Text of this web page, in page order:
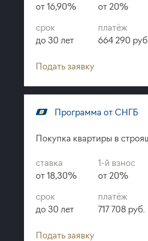
от 16,90%
от 20%
срок
до 30 лет
платёж
664 290
Подать заявку
Программа от СНГБ
Покупка квартиры в
ставка
от 18,30%
1-й взнос
от 20%
срок
до 30 лет
платёж
717 708 руб.
Подать заявку